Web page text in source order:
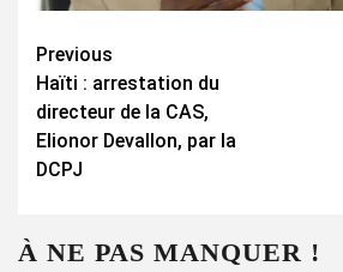
Continue
Reading
Previous
Haïti : arrestation du
directeur de la CAS,
Elionor Devallon, par la
DCPJ
À NE PAS MANQUER !